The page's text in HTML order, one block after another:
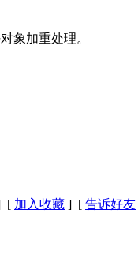
象加重处理。
[ 加入收藏 ] [ 告诉好友